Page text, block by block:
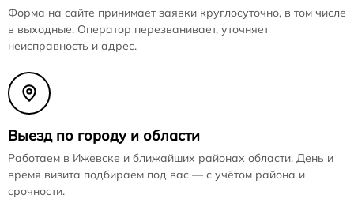
Форма на сайте принимает заявки круглосуточно, в том числе
в выходные. Оператор перезванивает, уточняет
неисправность и адрес.
Выезд по городу и области
Работаем в Ижевске и ближайших районах области. День и
время визита подбираем под вас — с учётом района и
срочности.